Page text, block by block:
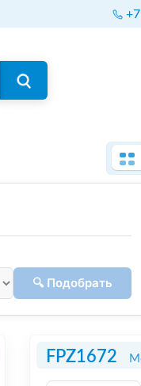
🔍 Подобрать
FPZ1672